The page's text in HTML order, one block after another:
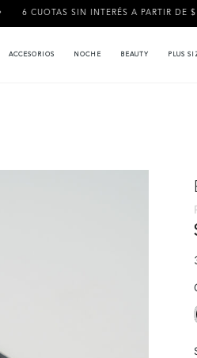
SIN INTERÉS A PARTIR DE $120.000
ACCESORIOS NOCHE BEAUTY PLUS